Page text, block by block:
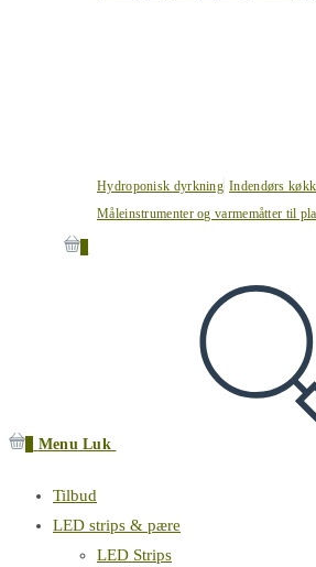
Hydroponisk dyrkning Indendørs
Måleinstrumenter og varmemåtter til
Menu Luk
Tilbud
LED strips & pære
LED Strips